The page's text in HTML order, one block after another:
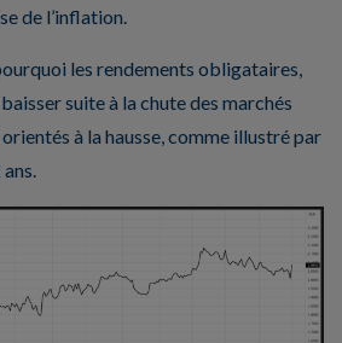
de l’inflation.
les rendements obligataires,
suite à la chute des marchés
à la hausse, comme illustré par